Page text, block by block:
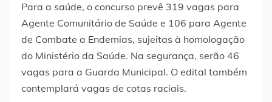
Para a saúde, o concurso prevê 319 vagas para
Agente Comunitário de Saúde e 106 para Agente
de Combate a Endemias, sujeitas à homologação
do Ministério da Saúde. Na segurança, serão 46
vagas para a Guarda Municipal. O edital também
contemplará vagas de cotas raciais.